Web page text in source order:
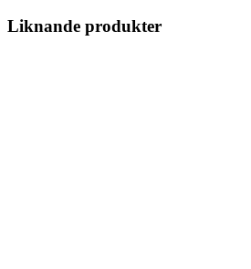
Liknande produkter